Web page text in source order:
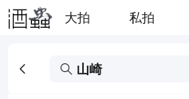
大拍 私拍